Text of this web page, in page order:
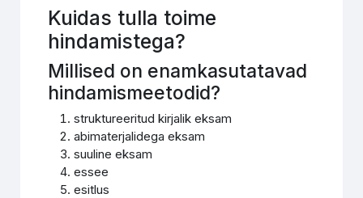
Kuidas tulla toime
hindamistega?
Millised on enamkasutatavad
hindamismeetodid?
struktureeritud kirjalik eksam
abimaterjalidega eksam
suuline eksam
essee
esitlus